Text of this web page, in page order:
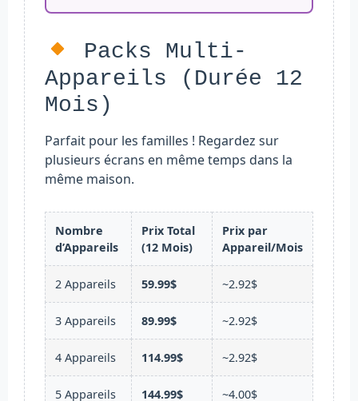
Packs Multi-
Appareils (Durée 12
Mois)
Parfait pour les familles ! Regardez sur
plusieurs écrans en même temps dans la
même maison.
Nombre
d’Appareils
Prix Total
(12 Mois)
Prix par
Appareil/Mois
2 Appareils 59.99$ ~2.92$
3 Appareils 89.99$ ~2.92$
4 Appareils 114.99$ ~2.92$
5 Appareils 144.99$ ~4.00$